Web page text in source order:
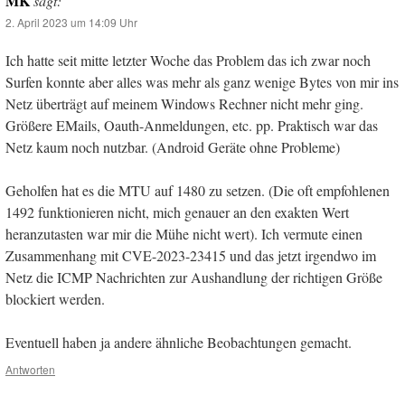
2. April 2023 um 14:09 Uhr
Ich hatte seit mitte letzter Woche das Problem das ich zwar noch
Surfen konnte aber alles was mehr als ganz wenige Bytes von mir ins
Netz überträgt auf meinem Windows Rechner nicht mehr ging.
Größere EMails, Oauth-Anmeldungen, etc. pp. Praktisch war das
Netz kaum noch nutzbar. (Android Geräte ohne Probleme)
Geholfen hat es die MTU auf 1480 zu setzen. (Die oft empfohlenen
1492 funktionieren nicht, mich genauer an den exakten Wert
heranzutasten war mir die Mühe nicht wert). Ich vermute einen
Zusammenhang mit CVE-2023-23415 und das jetzt irgendwo im
Netz die ICMP Nachrichten zur Aushandlung der richtigen Größe
blockiert werden.
Eventuell haben ja andere ähnliche Beobachtungen gemacht.
Antworten